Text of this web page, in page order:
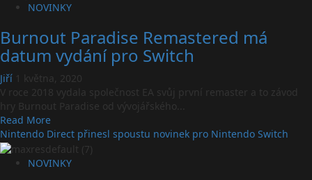
NOVINKY
Burnout Paradise Remastered má
datum vydání pro Switch
Jiří 1 května, 2020
V roce 2018 vydala společnost EA svůj první remaster a to závod
hry Burnout Paradise od vývojářského...
Read MoreRead
more
about
Burnout
Nintendo Direct přinesl spoustu novinek pro Nintendo Switch
NOVINKY